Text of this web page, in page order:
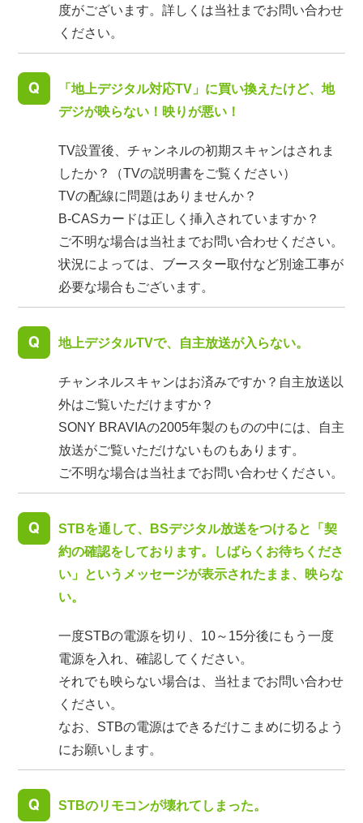
度がございます。詳しくは当社までお問い合わせ
ください。
「地上デジタル対応TV」に買い換えたけど、地
デジが映らない！映りが悪い！
TV設置後、チャンネルの初期スキャンはされま
したか？（TVの説明書をご覧ください）
TVの配線に問題はありませんか？
B-CASカードは正しく挿入されていますか？
ご不明な場合は当社までお問い合わせください。
状況によっては、ブースター取付など別途工事が
必要な場合もございます。
地上デジタルTVで、自主放送が入らない。
チャンネルスキャンはお済みですか？自主放送以
外はご覧いただけますか？
SONY BRAVIAの2005年製のものの中には、自主
放送がご覧いただけないものもあります。
ご不明な場合は当社までお問い合わせください。
STBを通して、BSデジタル放送をつけると「契
約の確認をしております。しばらくお待ちくださ
い」というメッセージが表示されたまま、映らな
い。
一度STBの電源を切り、10～15分後にもう一度
電源を入れ、確認してください。
それでも映らない場合は、当社までお問い合わせ
ください。
なお、STBの電源はできるだけこまめに切るよう
にお願いします。
STBのリモコンが壊れてしまった。